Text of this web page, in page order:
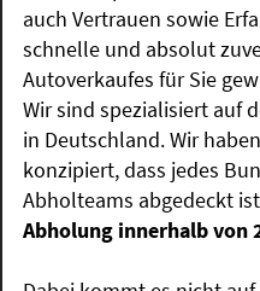
auch Vertrauen sowie
schnelle und absolut
Autoverkaufes für Sie
Wir sind spezialisiert auf
in Deutschland. Wir
konzipiert, dass jedes
Abholteams abgedeckt
Abholung innerhalb von